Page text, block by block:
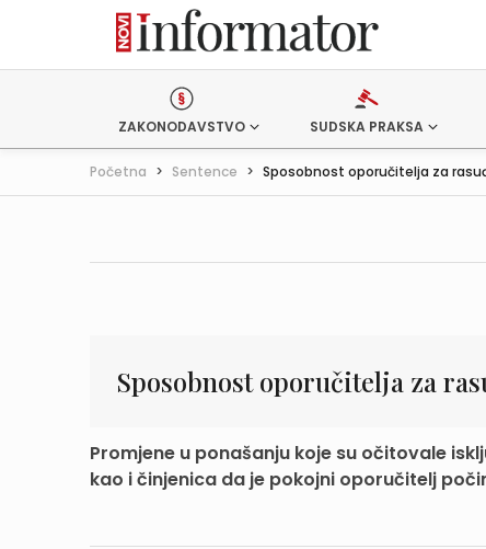
ZAKONODAVSTVO SUDSKA PRAKSA
Početna > Sentence > Sposobnost oporučitelja za
Sposobnost oporučitelja za
Promjene u ponašanju koje su očitovale
kao i činjenica da je pokojni oporučitelj